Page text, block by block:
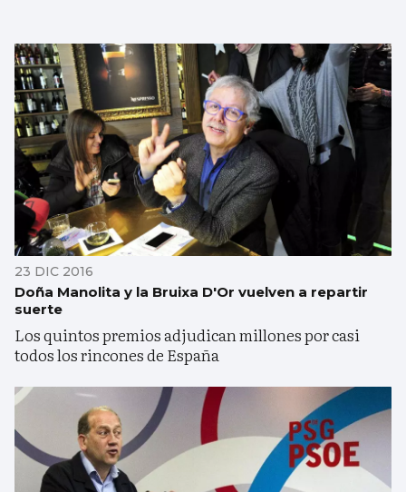
23 DIC 2016
Doña Manolita y la Bruixa D'Or vuelven a repartir
suerte
Los quintos premios adjudican millones por casi
todos los rincones de España